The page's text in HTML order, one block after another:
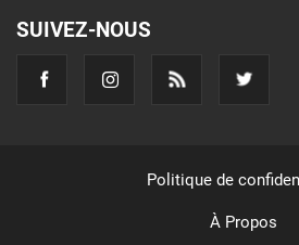
SUIVEZ-NOUS
Politique de
À Propos